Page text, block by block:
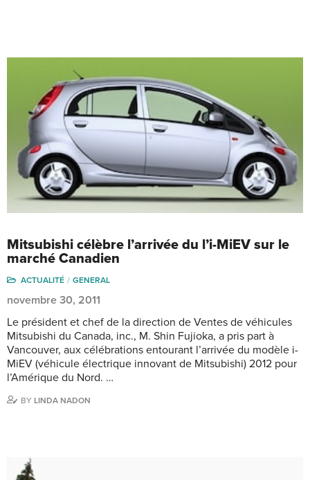
Mitsubishi célèbre l’arrivée du l’i-MiEV sur le
marché Canadien
ACTUALITÉ GENERAL
novembre 30, 2011
Le président et chef de la direction de Ventes de véhicules
Mitsubishi du Canada, inc., M. Shin Fujioka, a pris part à
Vancouver, aux célébrations entourant l’arrivée du modèle i-
MiEV (véhicule électrique innovant de Mitsubishi) 2012 pour
l’Amérique du Nord. …
BY LINDA NADON